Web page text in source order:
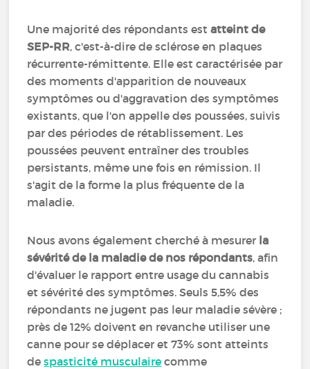
Une majorité des répondants estatteint de
SEP-RR, c'est-à-dire de sclérose en plaques
récurrente-rémittente. Elle est caractérisée par
des moments d'apparition de nouveaux
symptômes ou d'aggravation des symptômes
existants, que l'on appelle des poussées, suivis
par des périodes de rétablissement. Les
poussées peuvent entraîner des troubles
persistants, même une fois en rémission. Il
s'agit de la forme la plus fréquente de la
maladie.
Nous avons également cherché à mesurer la
sévérité de la maladie de nos répondants, afin
d'évaluer le rapport entre usage du cannabis
et sévérité des symptômes. Seuls 5,5% des
répondants ne jugent pas leur maladie sévère ;
près de 12% doivent en revanche utiliser une
canne pour se déplacer et 73% sont atteints
despasticité musculaire comme